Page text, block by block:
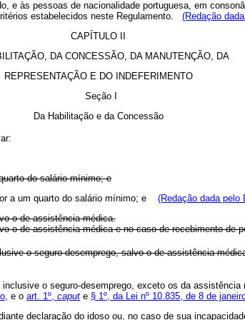
e às pessoas de nacionalidade portuguesa, em
estabelecidos neste Regulamento. (Redação
CAPÍTULO II
DA CONCESSÃO, DA MANUTENÇÃO, DA
REPRESENTAÇÃO E DO INDEFERIMENTO
Seção I
Da Habilitação e da Concessão
do salário mínimo; e
a um quarto do salário mínimo; e (Redação dada pelo
o de assistência médica.
o de assistência médica e no caso de recebimento de
o seguro-desemprego, salvo o de assistência
o seguro-desemprego, exceto os da
, e o art. 1º, caput e § 1º, da Lei nº 10.835, de 8 de
declaração do idoso ou, no caso de sua